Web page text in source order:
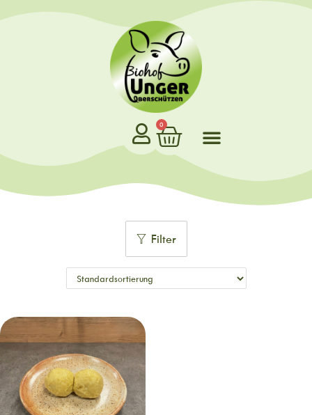
0
Filter